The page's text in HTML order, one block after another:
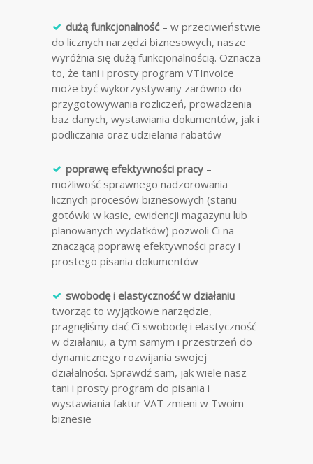
dużą funkcjonalność– w przeciwieństwie
do licznych narzędzi biznesowych, nasze
wyróżnia się dużą funkcjonalnością. Oznacza
to, że tani i prosty program VTInvoice
może być wykorzystywany zarówno do
przygotowywania rozliczeń, prowadzenia
baz danych, wystawiania dokumentów, jak i
podliczania oraz udzielania rabatów
poprawę efektywności pracy –
możliwość sprawnego nadzorowania
licznych procesów biznesowych (stanu
gotówki w kasie, ewidencji magazynu lub
planowanych wydatków) pozwoli Ci na
znaczącą poprawę efektywności pracy i
prostego pisania dokumentów
swobodę i elastyczność w działaniu –
tworząc to wyjątkowe narzędzie,
pragnęliśmy dać Ci swobodę i elastyczność
w działaniu, a tym samym i przestrzeń do
dynamicznego rozwijania swojej
działalności. Sprawdź sam, jak wiele nasz
tani i prosty program do pisania i
wystawiania faktur VAT zmieni w Twoim
biznesie